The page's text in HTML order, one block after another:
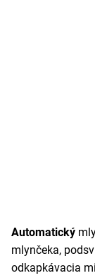
Automatický
mlynčeka,
odkapkávacia